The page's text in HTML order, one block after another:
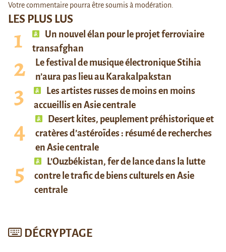
LES PLUS LUS
Un nouvel élan pour le projet ferroviaire
transafghan
Le festival de musique électronique Stihia
n’aura pas lieu au Karakalpakstan
Les artistes russes de moins en moins
accueillis en Asie centrale
Desert kites, peuplement préhistorique et
cratères d’astéroïdes : résumé de recherches
en Asie centrale
L’Ouzbékistan, fer de lance dans la lutte
contre le trafic de biens culturels en Asie
centrale
DÉCRYPTAGE
Votre commentaire pourra être soumis à modération.